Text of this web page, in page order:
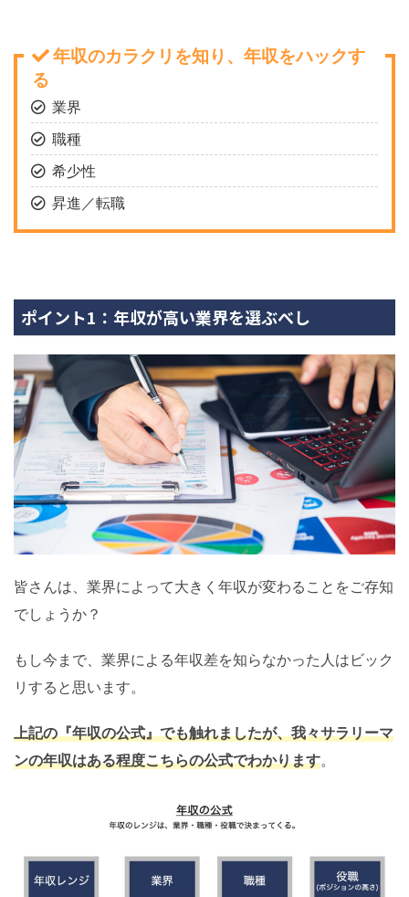
年収のカラクリを知り、年収をハックす
る
業界
職種
希少性
昇進／転職
ポイント1：年収が高い業界を選ぶべし
皆さんは、業界によって大きく年収が変わることをご存知
でしょうか？
もし今まで、業界による年収差を知らなかった人はビック
リすると思います。
上記の『年収の公式』でも触れましたが、我々サラリーマ
ンの年収はある程度こちらの公式でわかります。